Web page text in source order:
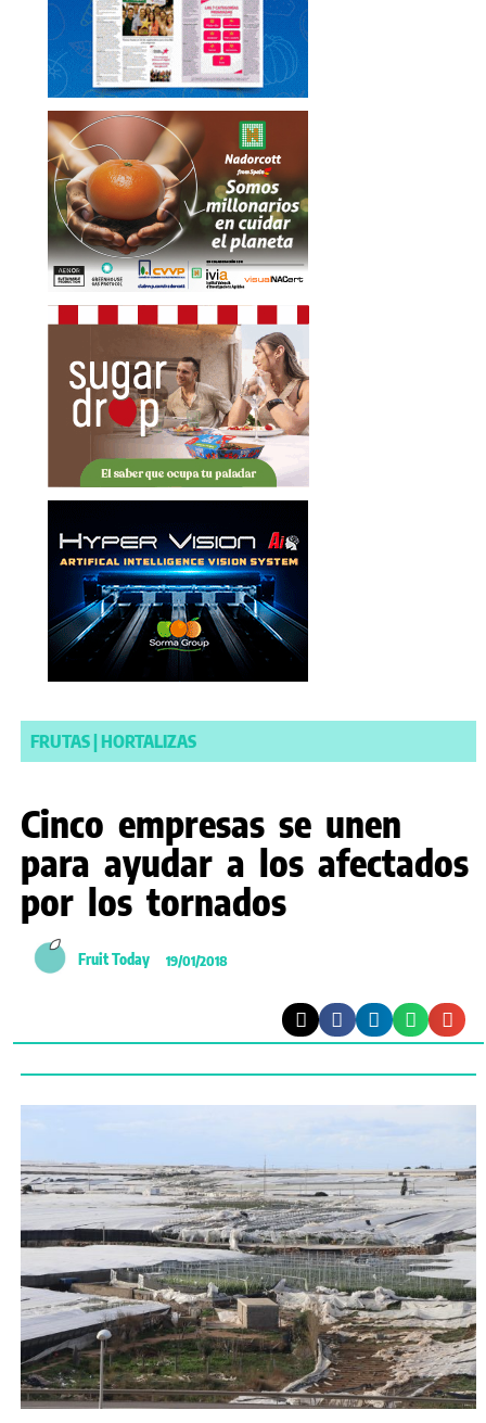
FRUTAS|HORTALIZAS
Cinco empresas se unen
para ayudar a los afectados
por los tornados
Fruit Today 19/01/2018